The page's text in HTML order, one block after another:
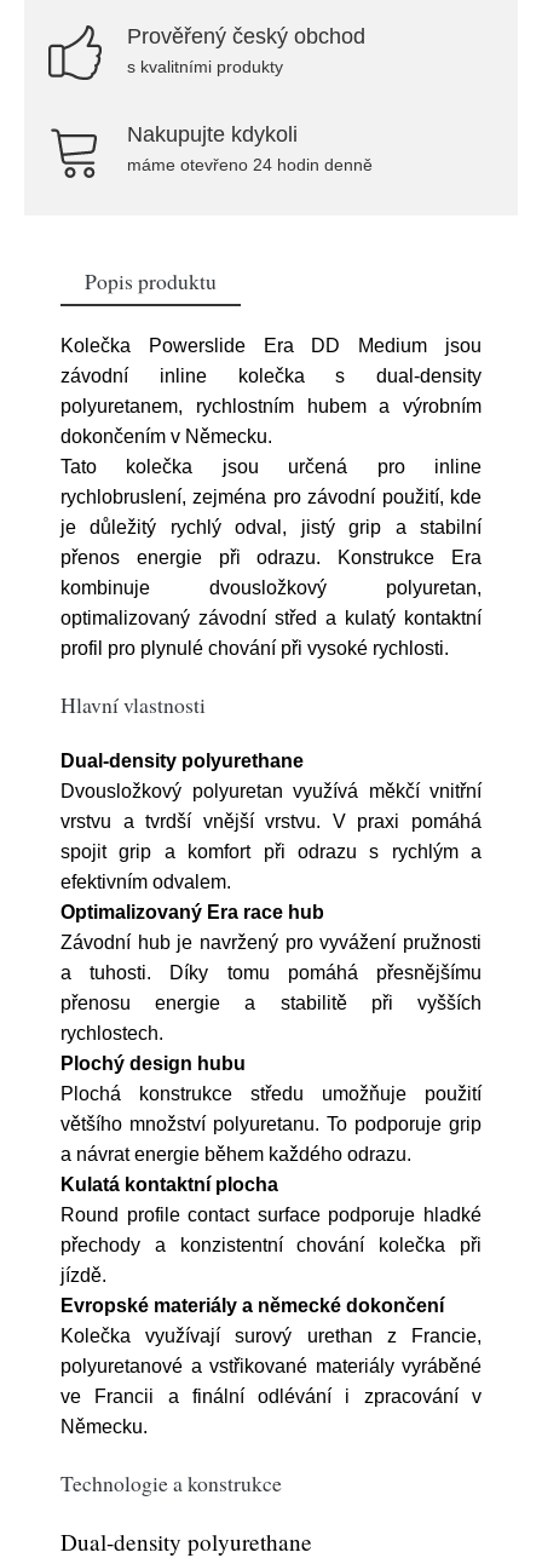
Prověřený český obchod
s kvalitními produkty
Nakupujte kdykoli
máme otevřeno 24 hodin denně
Popis produktu
Kolečka Powerslide Era DD Medium jsou
závodní inline kolečka s dual-density
polyuretanem, rychlostním hubem a výrobním
dokončením v Německu.
Tato kolečka jsou určená pro inline
rychlobruslení, zejména pro závodní použití, kde
je důležitý rychlý odval, jistý grip a stabilní
přenos energie při odrazu. Konstrukce Era
kombinuje dvousložkový polyuretan,
optimalizovaný závodní střed a kulatý kontaktní
profil pro plynulé chování při vysoké rychlosti.
Hlavní vlastnosti
Dual-density polyurethane
Dvousložkový polyuretan využívá měkčí vnitřní
vrstvu a tvrdší vnější vrstvu. V praxi pomáhá
spojit grip a komfort při odrazu s rychlým a
efektivním odvalem.
Optimalizovaný Era race hub
Závodní hub je navržený pro vyvážení pružnosti
a tuhosti. Díky tomu pomáhá přesnějšímu
přenosu energie a stabilitě při vyšších
rychlostech.
Plochý design hubu
Plochá konstrukce středu umožňuje použití
většího množství polyuretanu. To podporuje grip
a návrat energie během každého odrazu.
Kulatá kontaktní plocha
Round profile contact surface podporuje hladké
přechody a konzistentní chování kolečka při
jízdě.
Evropské materiály a německé dokončení
Kolečka využívají surový urethan z Francie,
polyuretanové a vstřikované materiály vyráběné
ve Francii a finální odlévání i zpracování v
Německu.
Technologie a konstrukce
Dual-density polyurethane